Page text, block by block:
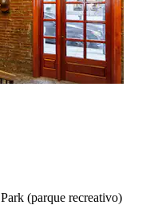
(parque recreativo)